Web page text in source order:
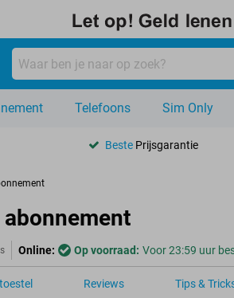
Telefoons Sim Only
Beste Prijsgarantie
Online: Op voorraad: Voor 23:59 uur
Reviews Tips &